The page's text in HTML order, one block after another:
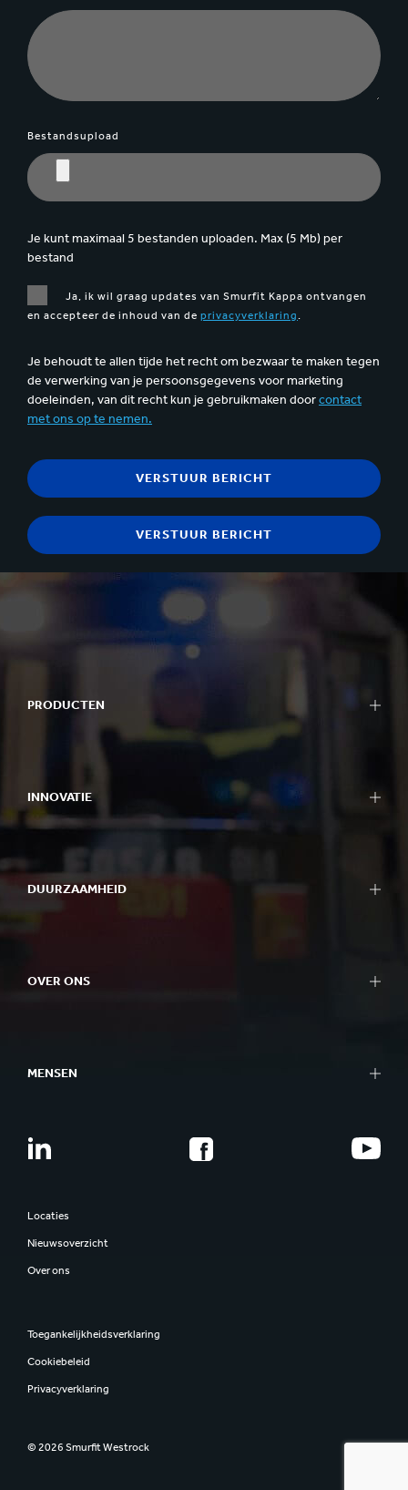
Bestandsupload
Je kunt maximaal 5 bestanden uploaden. Max (5 Mb) per
bestand
Ja, ik wil graag updates van Smurfit Kappa ontvangen
en accepteer de inhoud van de privacyverklaring.
Je behoudt te allen tijde het recht om bezwaar te maken tegen
de verwerking van je persoonsgegevens voor marketing
doeleinden, van dit recht kun je gebruikmaken doorcontact
met ons op te nemen.
PRODUCTEN
INNOVATIE
DUURZAAMHEID
OVER ONS
MENSEN
Locaties
Nieuwsoverzicht
Over ons
Toegankelijkheidsverklaring
Cookiebeleid
Privacyverklaring
© 2026 Smurfit Westrock